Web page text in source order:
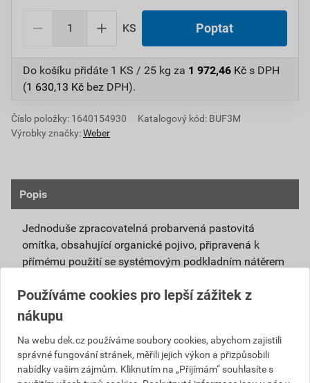
KS Poptat
Do košíku přidáte 1 KS / 25 kg za 1 972,46 Kč s DPH
(1 630,13 Kč bez DPH).
Číslo položky: 1640154930
Katalogový kód: BUF3M
Výrobky značky:Weber
Popis
Jednoduše zpracovatelná probarvená pastovitá
omítka, obsahující organické pojivo, připravená k
přímému použití se systémovým podkladním nátěrem
Vlivem ochlazování vnějšího souvrství
zateplovacích systémů v nočních hodinách,
dochází ke kondenzaci vody na povrchu, která
vytváří živnou půdu pro růst nevzhledných řas.
Povrch omítky weberpas aquaBalance dokáže
Používáme cookies pro lepší zážitek z
nákupu
Na webu dek.cz používáme soubory cookies, abychom zajistili
správné fungování stránek, měřili jejich výkon a přizpůsobili
nabídky vašim zájmům. Kliknutím na „Přijímám“ souhlasíte s